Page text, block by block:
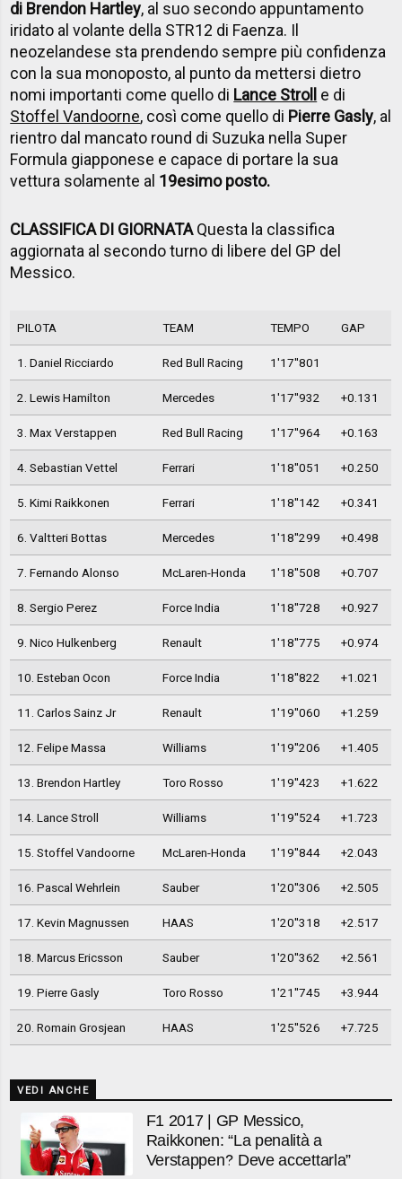
di Brendon Hartley, al suo secondo appuntamento
iridato al volante della STR12 di Faenza. Il
neozelandese sta prendendo sempre più confidenza
con la sua monoposto, al punto da mettersi dietro
nomi importanti come quello di Lance Stroll e di
Stoffel Vandoorne, così come quello di Pierre Gasly, al
rientro dal mancato round di Suzuka nella Super
Formula giapponese e capace di portare la sua
vettura solamente al 19esimo posto.
CLASSIFICA DI GIORNATAQuesta la classifica
aggiornata al secondo turno di libere del GP del
Messico.
PILOTA TEAM TEMPO GAP
1. Daniel Ricciardo Red Bull Racing 1'17''801
2. Lewis Hamilton Mercedes 1'17''932 +0.131
3. Max Verstappen Red Bull Racing 1'17''964 +0.163
4. Sebastian Vettel Ferrari 1'18''051 +0.250
5. Kimi Raikkonen Ferrari 1'18''142 +0.341
6. Valtteri Bottas Mercedes 1'18''299 +0.498
7. Fernando Alonso McLaren-Honda 1'18''508 +0.707
8. Sergio Perez Force India 1'18''728 +0.927
9. Nico Hulkenberg Renault 1'18''775 +0.974
10. Esteban Ocon Force India 1'18''822 +1.021
11. Carlos Sainz Jr Renault 1'19''060 +1.259
12. Felipe Massa Williams 1'19''206 +1.405
13. Brendon Hartley Toro Rosso 1'19''423 +1.622
14. Lance Stroll Williams 1'19''524 +1.723
15. Stoffel Vandoorne McLaren-Honda 1'19''844 +2.043
16. Pascal Wehrlein Sauber 1'20''306 +2.505
17. Kevin Magnussen HAAS 1'20''318 +2.517
18. Marcus Ericsson Sauber 1'20''362 +2.561
19. Pierre Gasly Toro Rosso 1'21''745 +3.944
20. Romain Grosjean HAAS 1'25''526 +7.725
VEDI ANCHE
F1 2017 | GP Messico,
Raikkonen: “La penalità a
Verstappen? Deve accettarla”